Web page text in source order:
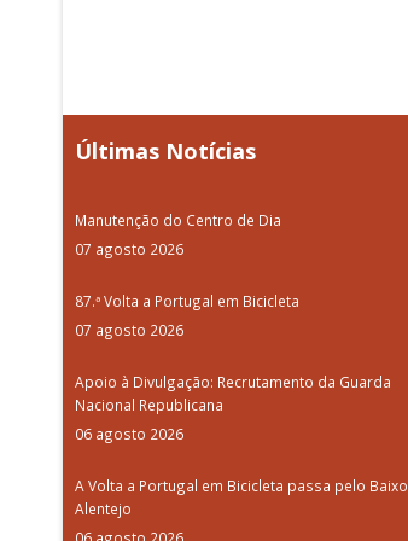
Últimas Notícias
Manutenção do Centro de Dia
07 agosto 2026
87.ª Volta a Portugal em Bicicleta
07 agosto 2026
Apoio à Divulgação: Recrutamento da Guarda
Nacional Republicana
06 agosto 2026
A Volta a Portugal em Bicicleta passa pelo Baixo
Alentejo